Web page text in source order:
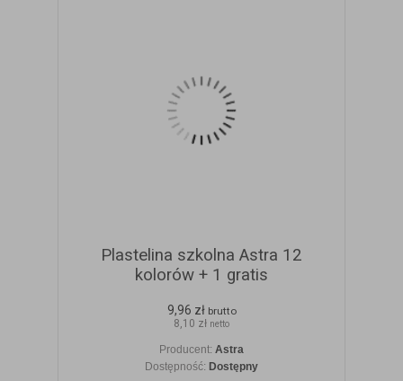
Plastelina szkolna Astra 12
kolorów + 1 gratis
9,96 zł brutto
8,10 zł netto
Producent: Astra
Dostępność: Dostępny